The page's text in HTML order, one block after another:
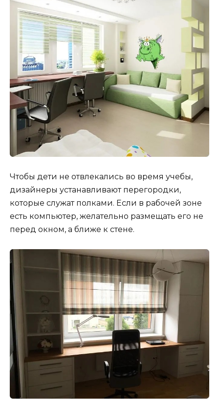
Чтобы дети не отвлекались во время учебы,
дизайнеры устанавливают перегородки,
которые служат полками. Если в рабочей зоне
есть компьютер, желательно размещать его не
перед окном, а ближе к стене.